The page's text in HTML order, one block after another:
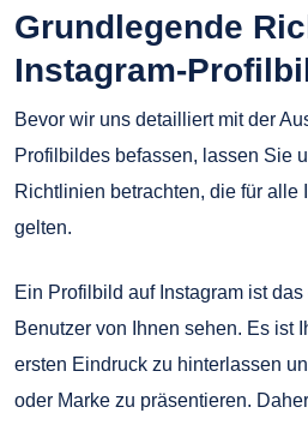
Grundlegende
Instagram-
Bevor wir uns detailliert mit der
Profilbildes befassen, lassen Sie
Richtlinien betrachten, die für alle
gelten.
Ein Profilbild auf Instagram ist
Benutzer von Ihnen sehen. Es ist
ersten Eindruck zu hinterlassen
oder Marke zu präsentieren.